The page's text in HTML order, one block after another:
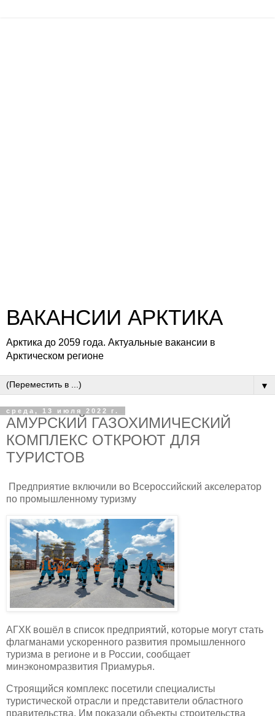
ВАКАНСИИ АРКТИКА
Арктика до 2059 года. Актуальные вакансии в
Арктическом регионе
▼
среда, 13 июля 2022 г.
АМУРСКИЙ ГАЗОХИМИЧЕСКИЙ
КОМПЛЕКС ОТКРОЮТ ДЛЯ
ТУРИСТОВ
Предприятие включили во Всероссийский акселератор
по промышленному туризму
АГХК вошёл в список предприятий, которые могут стать
флагманами ускоренного развития промышленного
туризма в регионе и в России, сообщает
минэкономразвития Приамурья.
Строящийся комплекс посетили специалисты
туристической отрасли и представители областного
правительства. Им показали объекты строительства